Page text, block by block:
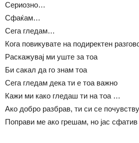
Сериозно…
Сфаќам…
Сега гледам…
Кога повикувате на подиректен
Раскажувај ми уште за тоа
Би сакал да го знам тоа
Сега гледам дека ти е тоа важно
Кажи ми како гледаш ти на тоа …
Ако добро разбрав, ти си се
Поправи ме ако грешам, но јас